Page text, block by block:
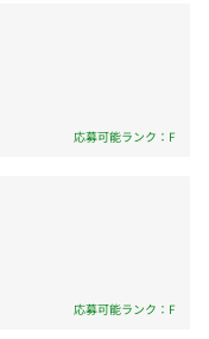
Visual Studio、
、Zoom
す！
入れながら、そ
生み出されたシ
ト削減に貢献す
という形で、社
できると信じて
つくるものが、
う言葉や、社会
く。この仕事に
やりがいが詰ま
応募可能ランク：F
応募可能ランク：F